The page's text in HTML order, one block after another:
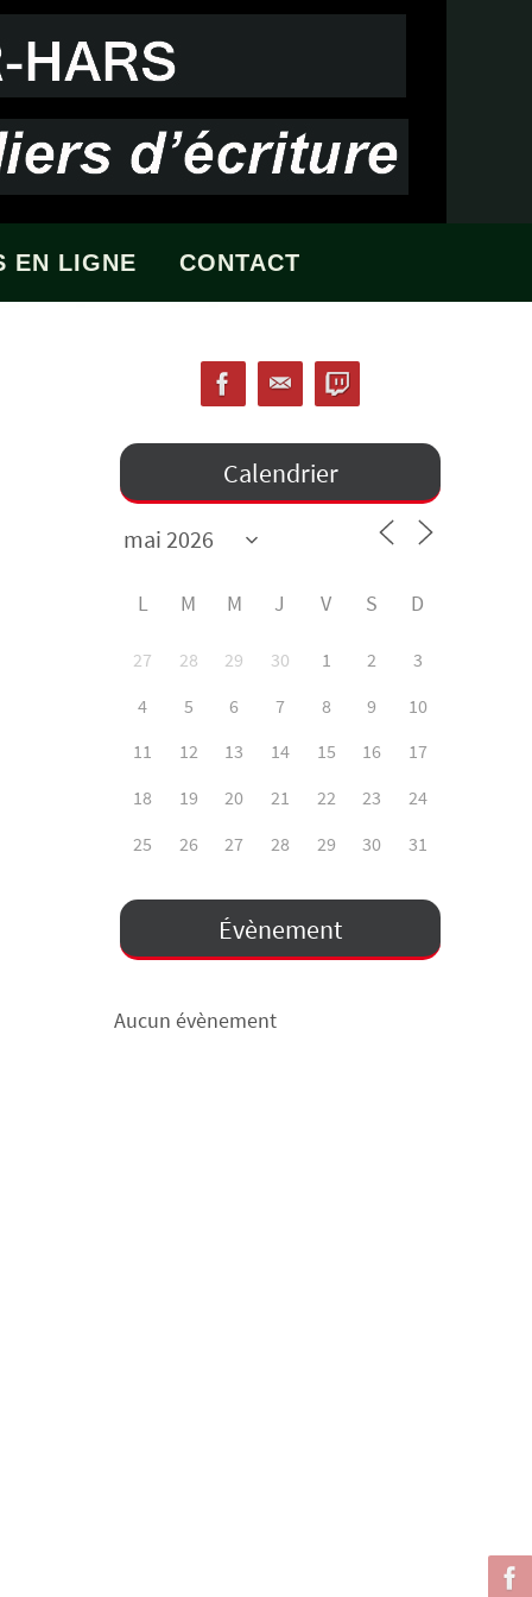
EN LIGNE CONTACT
Calendrier
L M M J V S D
27 28 29 30 1 2
3
4
5 6 7 8 9
10
11
12 13 14 15 16
17
18
19 20 21 22 23
24
25
26 27 28 29 30 31
Évènement
Aucun évènement